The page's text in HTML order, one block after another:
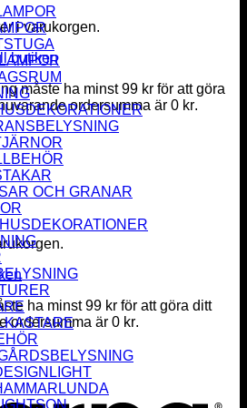
i varukorgen.
butiken
måste ha minst99 kr för att göra
ordersumma är 0 kr.
ha minst99 kr för att göra ditt
ordersumma är 0 kr.
OCH GRANAR